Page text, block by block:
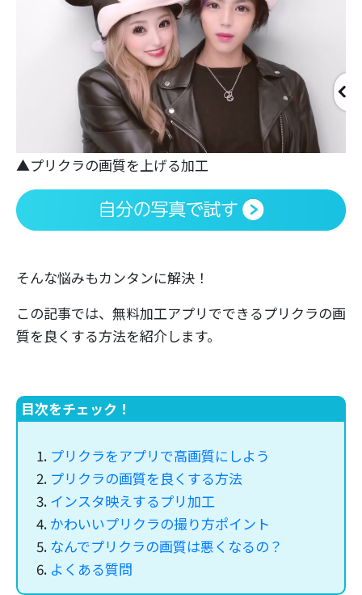
▲プリクラの画質を上げる加工
そんな悩みもカンタンに解決！
この記事では、無料加工アプリでできるプリクラの画
質を良くする方法を紹介します。
目次をチェック！
プリクラをアプリで高画質にしよう
プリクラの画質を良くする方法
インスタ映えするプリ加工
かわいいプリクラの撮り方ポイント
なんでプリクラの画質は悪くなるの？
よくある質問